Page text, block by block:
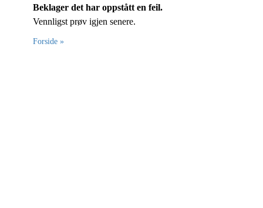
Beklager det har oppstått en feil.
Vennligst prøv igjen senere.
Forside »